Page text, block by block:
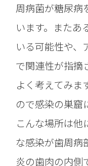
周病菌が糖尿病
います。またあ
いる可能性や、
で関連性が指摘
よく考えてみま
ので感染の巣窟
こんな場所は他
な感染が歯周病
炎の歯肉の内側